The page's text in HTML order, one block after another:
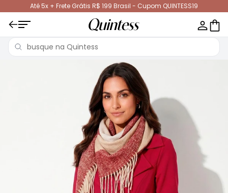
Até 5x + Frete Grátis R$ 199 Brasil - Cupom QUINTESS19